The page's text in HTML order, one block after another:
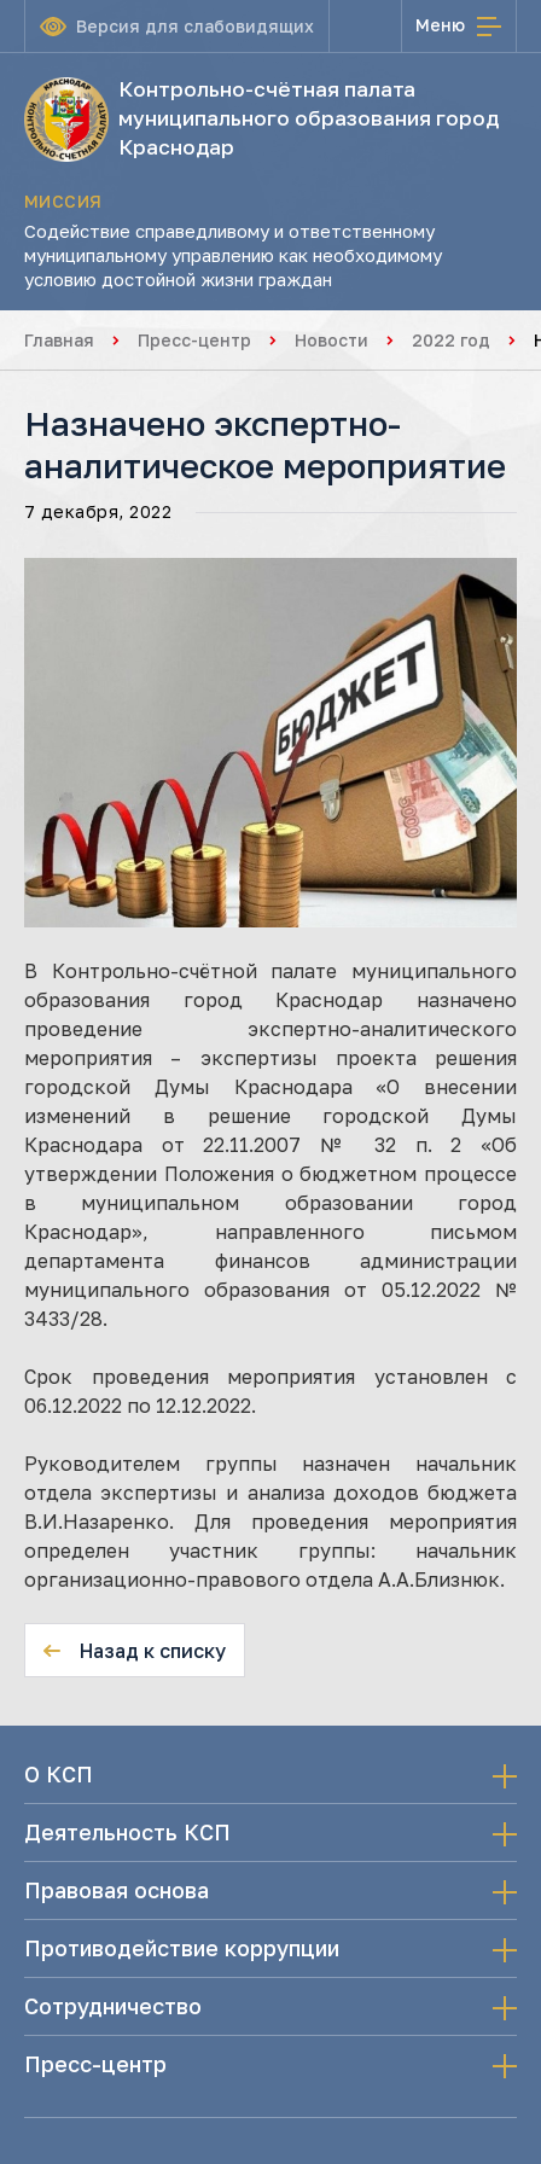
Версия для слабовидящих Меню
Контрольно-счётная палата
муниципального образования город
Краснодар
МИССИЯ
Содействие справедливому и ответственному
муниципальному управлению как необходимому
условию достойной жизни граждан
Главная Пресс-центр Новости 2022 год
Назначено экспертно-
аналитическое мероприятие
7 декабря, 2022
В Контрольно-счётной палате муниципального
образования город Краснодар назначено
проведение экспертно-аналитического
мероприятия – экспертизы проекта решения
городской Думы Краснодара «О внесении
изменений в решение городской Думы
Краснодара от 22.11.2007 № 32 п. 2 «Об
утверждении Положения о бюджетном процессе
в муниципальном образовании город
Краснодар», направленного письмом
департамента финансов администрации
муниципального образования от 05.12.2022 №
3433/28.
Срок проведения мероприятия установлен с
06.12.2022 по 12.12.2022.
Руководителем группы назначен начальник
отдела экспертизы и анализа доходов бюджета
В.И.Назаренко. Для проведения мероприятия
определен участник группы: начальник
организационно-правового отдела А.А.Близнюк.
Назад к списку
О КСП
Деятельность КСП
Правовая основа
Противодействие коррупции
Сотрудничество
Пресс-центр